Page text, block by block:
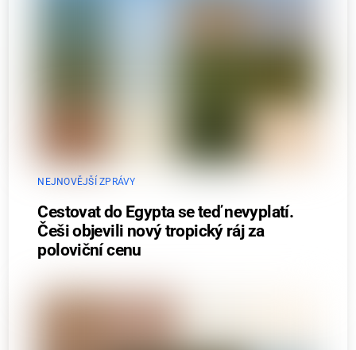
NEJNOVĚJŠÍ ZPRÁVY
Cestovat do Egypta se teď nevyplatí.
Češi objevili nový tropický ráj za
poloviční cenu